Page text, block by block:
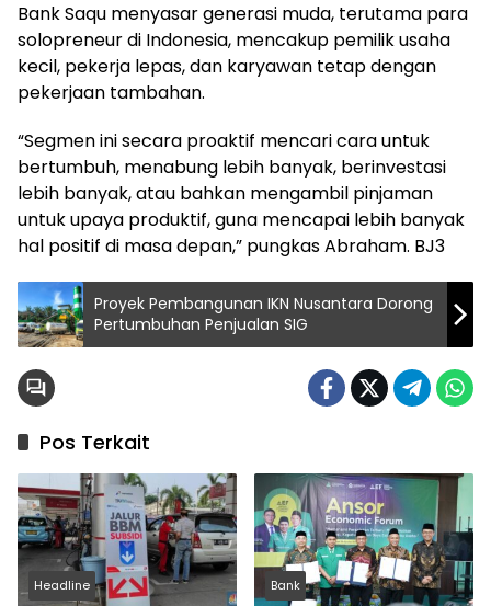
Bank Saqu menyasar generasi muda, terutama para
solopreneur di Indonesia, mencakup pemilik usaha
kecil, pekerja lepas, dan karyawan tetap dengan
pekerjaan tambahan.
“Segmen ini secara proaktif mencari cara untuk
bertumbuh, menabung lebih banyak, berinvestasi
lebih banyak, atau bahkan mengambil pinjaman
untuk upaya produktif, guna mencapai lebih banyak
hal positif di masa depan,” pungkas Abraham. BJ3
Proyek Pembangunan IKN Nusantara Dorong
Pertumbuhan Penjualan SIG
Pos Terkait
Headline Bank